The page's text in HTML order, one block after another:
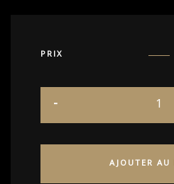
PRIX
AJOUTER AU